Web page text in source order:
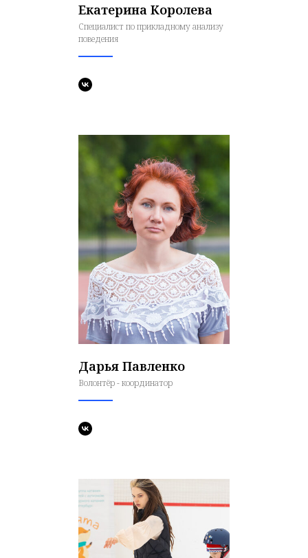
Екатерина Королева
Специалист по прикладному анализу
поведения
Дарья Павленко
Волонтёр - координатор